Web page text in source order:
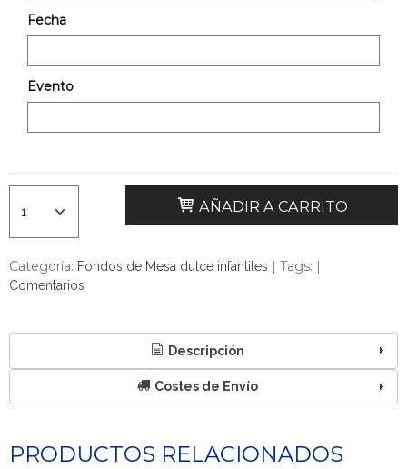
Fecha
Evento
AÑADIR A CARRITO
Categoría: Fondos de Mesa dulce infantiles | Tags: |
Comentarios
Descripción
Costes de Envío
PRODUCTOS RELACIONADOS